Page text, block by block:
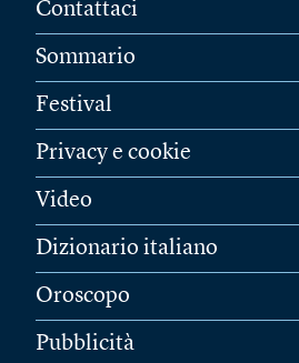
Contattaci
Sommario
Festival
Privacy e cookie
Video
Dizionario italiano
Oroscopo
Pubblicità